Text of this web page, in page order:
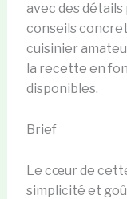
avec des
conseils
cuisinier
la recette en
disponibles.
Brief
Le cœur de
simplicité et